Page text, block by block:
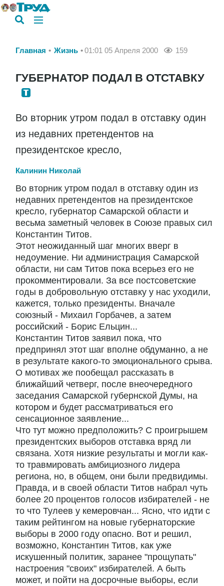
Главная Жизнь 01:01 05 Апреля 2000 159
ГУБЕРНАТОР ПОДАЛ В ОТСТАВКУ
Во вторник утром подал в отставку один
из недавних претендентов на
президентское кресло,
Калинин Николай
Во вторник утром подал в отставку один из
недавних претендентов на президентское
кресло, губернатор Самарской области и
весьма заметный человек в Союзе правых сил
Константин Титов.
Этот неожиданный шаг многих вверг в
недоумение. Ни администрация Самарской
области, ни сам Титов пока всерьез его не
прокомментировали. За все постсоветские
годы в добровольную отставку у нас уходили,
кажется, только президенты. Вначале
союзный - Михаил Горбачев, а затем
российский - Борис Ельцин...
Константин Титов заявил пока, что
предпринял этот шаг вполне обдуманно, а не
в результате какого-то эмоционального срыва.
О мотивах же пообещал рассказать в
ближайший четверг, после внеочередного
заседания Самарской губернской Думы, на
котором и будет рассматриваться его
сенсационное заявление...
Что тут можно предположить? С проигрышем
президентских выборов отставка вряд ли
связана. Хотя низкие результаты и могли как-
то травмировать амбициозного лидера
региона, но, в общем, они были предвидимы.
Правда, и в своей области Титов набрал чуть
более 20 процентов голосов избирателей - не
то что Тулеев у кемеровчан... Ясно, что идти с
таким рейтингом на новые губернаторские
выборы в 2000 году опасно. Вот и решил,
возможно, Константин Титов, как уже
искушенный политик, заранее "прощупать"
настроения "своих" избирателей. А быть
может, и пойти на досрочные выборы, если